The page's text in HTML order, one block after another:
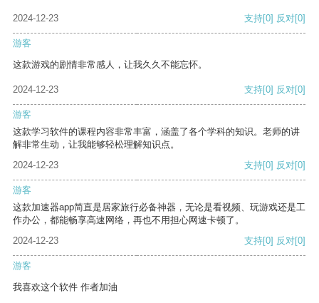
2024-12-23 支持[0] 反对[0]
游客
这款游戏的剧情非常感人，让我久久不能忘怀。
2024-12-23 支持[0] 反对[0]
游客
这款学习软件的课程内容非常丰富，涵盖了各个学科的知识。老师的讲
解非常生动，让我能够轻松理解知识点。
2024-12-23
支持[0] 反对[0]
游客
这款加速器app简直是居家旅行必备神器，无论是看视频、玩游戏还是工
作办公，都能畅享高速网络，再也不用担心网速卡顿了。
2024-12-23
支持[0] 反对[0]
游客
我喜欢这个软件 作者加油